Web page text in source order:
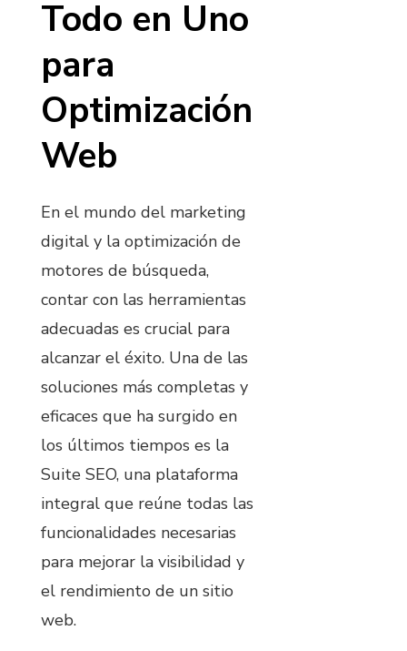
Todo en Uno
para
Optimización
Web
En el mundo del marketing
digital y la optimización de
motores de búsqueda,
contar con las herramientas
adecuadas es crucial para
alcanzar el éxito. Una de las
soluciones más completas y
eficaces que ha surgido en
los últimos tiempos es la
Suite SEO, una plataforma
integral que reúne todas las
funcionalidades necesarias
para mejorar la visibilidad y
el rendimiento de un sitio
web.